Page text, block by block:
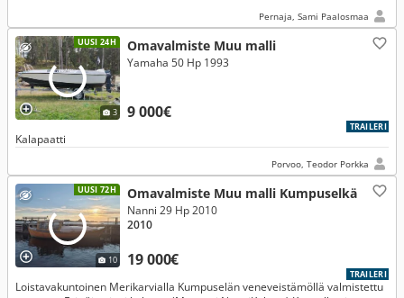
Pernaja, Sami Paalosmaa
UUSI 24H
3
Omavalmiste Muu malli
9 000€
Yamaha 50 Hp 1993
TRAILERI
Kalapaatti
Porvoo, Teodor Porkka
UUSI 72H
10
Omavalmiste Muu malli Kumpuselkä
19 000€
Nanni 29 Hp 2010
2010
TRAILERI
Loistavakuntoinen Merikarvialla Kumpuselän veneveistämöllä valmistettu